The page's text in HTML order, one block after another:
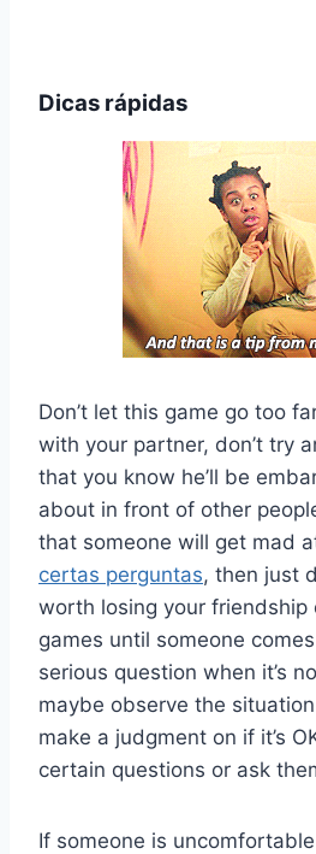
Dicas rápidas
Don’t let this game go too
with your partner, don’t try
that you know he’ll be
about in front of other
that someone will get mad
certas perguntas, then just
worth losing your friendship
games until someone
serious question when it’s
maybe observe the
make a judgment on if it’s
certain questions or ask
If someone is